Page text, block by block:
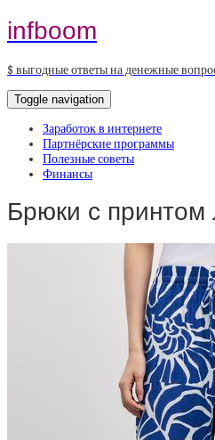
infboom
$ выгодные ответы на денежные
Toggle navigation
Заработок в интернете
Партнёрские программы
Полезные советы
Финансы
Брюки с принтом